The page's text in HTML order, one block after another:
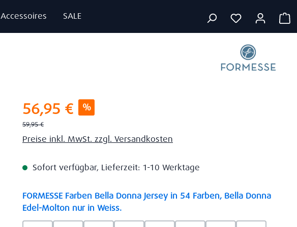
Accessoires SALE
Verkaufspreis:
56,95 € %
Regulärer Preis:
59,95 €
Preise inkl. MwSt. zzgl. Versandkosten
Sofort verfügbar, Lieferzeit: 1-10 Werktage
FORMESSE Farben Bella Donna Jersey in 54 Farben, Bella Donna
Edel-Molton nur in Weiss.auswählen